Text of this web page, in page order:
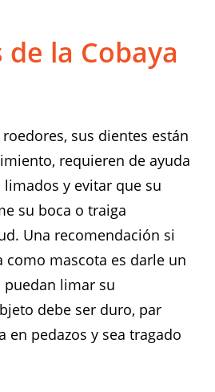
la Cobaya
sus dientes están
requieren de ayuda
y evitar que su
su boca o traiga
Una recomendación si
como mascota es darle un
limar su
debe ser duro, par
en pedazos y sea tragado